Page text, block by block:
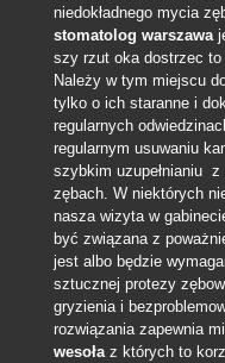
niedokładnego mycia
stomatolog warszawa
szy rzut oka dostrzec to
Należy w tym miejscu
tylko o ich staranne i
regularnych
regularnym usuwaniu
szybkim uzupełnianiu z
zębach. W niektórych
nasza wizyta w
być związana z
jest albo będzie
sztucznej protezy
gryzienia i
rozwiązania zapewnia
wesoła z których to